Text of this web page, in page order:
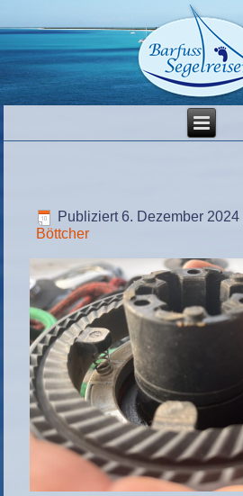
Publiziert 6. Dezember 2024
Böttcher